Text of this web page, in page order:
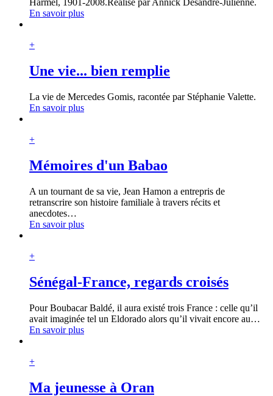
Harmel, 1901-2008.Réalisé par Annick Desandre-Julienne.
En savoir plus
+
Une vie... bien remplie
La vie de Mercedes Gomis, racontée par Stéphanie Valette.
En savoir plus
+
Mémoires d'un Babao
A un tournant de sa vie, Jean Hamon a entrepris de
retranscrire son histoire familiale à travers récits et
anecdotes…
En savoir plus
+
Sénégal-France, regards croisés
Pour Boubacar Baldé, il aura existé trois France : celle qu’il
avait imaginée tel un Eldorado alors qu’il vivait encore au…
En savoir plus
+
Ma jeunesse à Oran